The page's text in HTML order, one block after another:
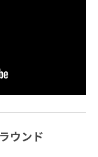
ウンド